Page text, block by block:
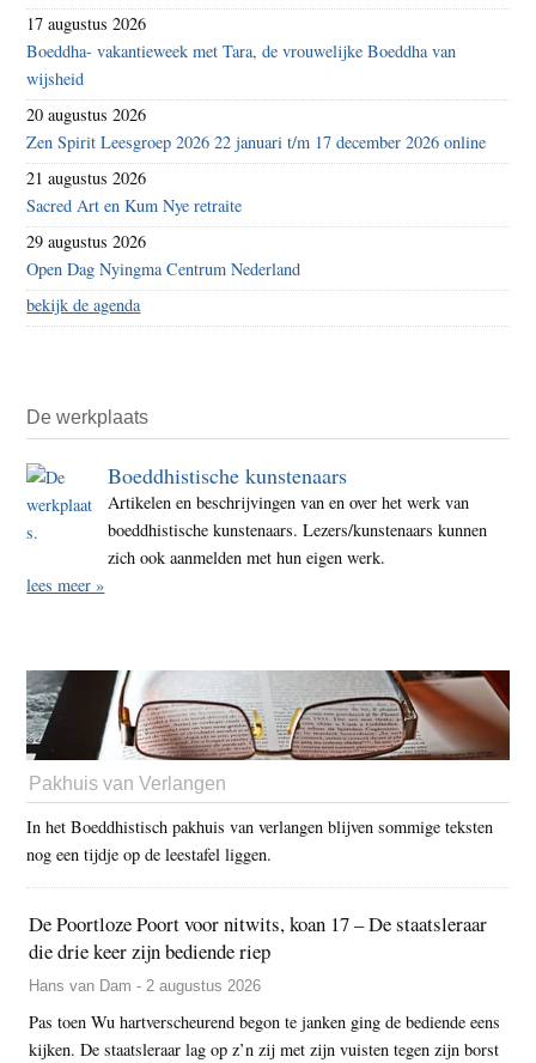
17 augustus 2026
Boeddha- vakantieweek met Tara, de vrouwelijke Boeddha van
wijsheid
20 augustus 2026
Zen Spirit Leesgroep 2026 22 januari t/m 17 december 2026 online
21 augustus 2026
Sacred Art en Kum Nye retraite
29 augustus 2026
Open Dag Nyingma Centrum Nederland
bekijk de agenda
De werkplaats
Boeddhistische kunstenaars
Artikelen en beschrijvingen van en over het werk van
boeddhistische kunstenaars. Lezers/kunstenaars kunnen
zich ook aanmelden met hun eigen werk.
lees meer »
Pakhuis van Verlangen
In het Boeddhistisch pakhuis van verlangen blijven sommige teksten
nog een tijdje op de leestafel liggen.
De Poortloze Poort voor nitwits, koan 17 – De staatsleraar
die drie keer zijn bediende riep
Hans van Dam - 2 augustus 2026
Pas toen Wu hartverscheurend begon te janken ging de bediende eens
kijken. De staatsleraar lag op z’n zij met zijn vuisten tegen zijn borst